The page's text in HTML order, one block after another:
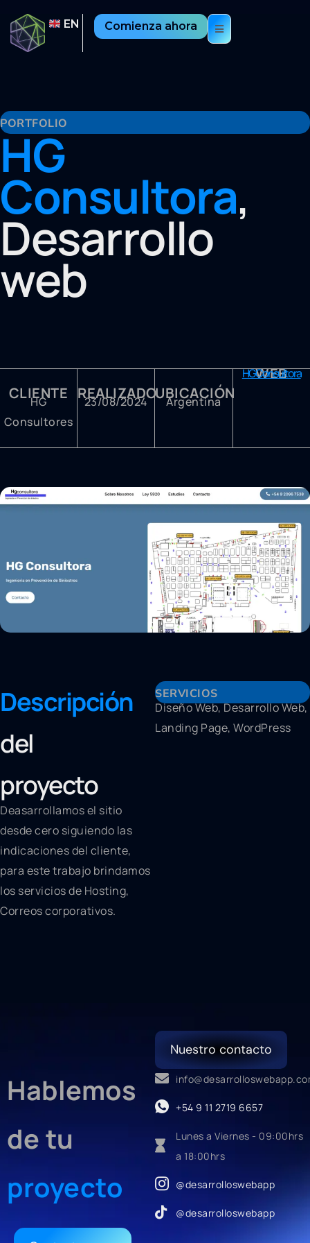
Comienza ahora
EN
PORTFOLIO
HG
Consultora,
Desarrollo
web
CLIENTE
HG
Consultores
REALIZADO
23/08/2024 UBICACIÓN
Argentina
WEB
HG Consultora
Descripción
del
proyecto
Deasarrollamos el sitio
desde cero siguiendo las
indicaciones del cliente,
para este trabajo brindamos
los servicios de Hosting,
Correos corporativos.
SERVICIOS
Diseño Web, Desarrollo Web,
Landing Page, WordPress
Hablemos
de tu
proyecto
Nuestro contacto
+54 9 11 2719 6657
Lunes a Viernes - 09:00hrs
a 18:00hrs
@desarrolloswebapp
@desarrolloswebapp